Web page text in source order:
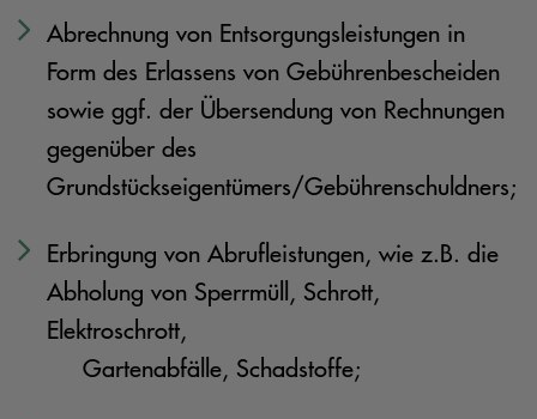
Abrechnung von Entsorgungsleistungen in
Form des Erlassens von Gebührenbescheiden
sowie ggf. der Übersendung von Rechnungen
gegenüber des
Grundstückseigentümers/Gebührenschuldners;
Erbringung von Abrufleistungen, wie z.B. die
Abholung von Sperrmüll, Schrott,
Elektroschrott,
Gartenabfälle, Schadstoffe;